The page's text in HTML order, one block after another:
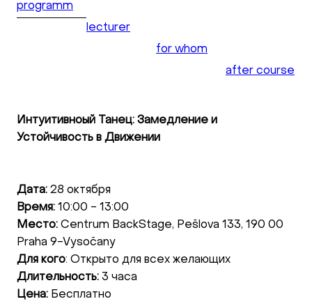
programm
lecturer
for whom
after course
Интуитивноый Танец: Замедление и
Устойчивость в Движении
Дата: 28 октября
Время: 10:00 - 13:00
Место: Centrum BackStage, Pešlova 133, 190 00
Praha 9-Vysočany
Для кого: Открыто для всех желающих
Длительность: 3 часа
Цена: Бесплатно